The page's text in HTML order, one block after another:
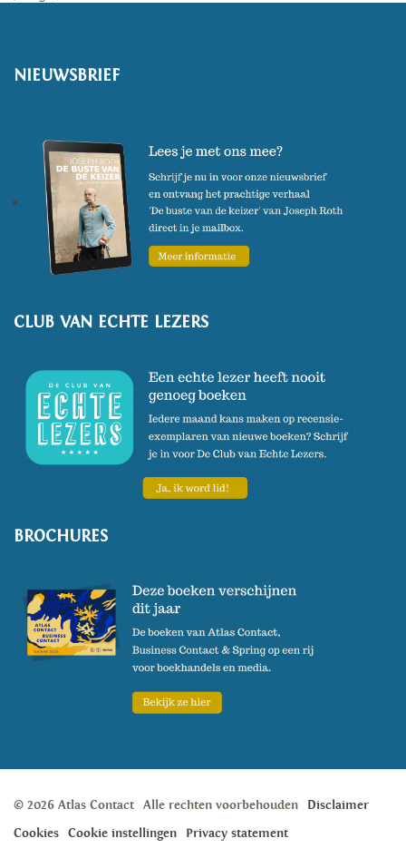
NIEUWSBRIEF
CLUB VAN ECHTE LEZERS
BROCHURES
© 2026 Atlas Contact Alle rechten voorbehouden
Disclaimer
Cookies
Cookie instellingen Privacy statement